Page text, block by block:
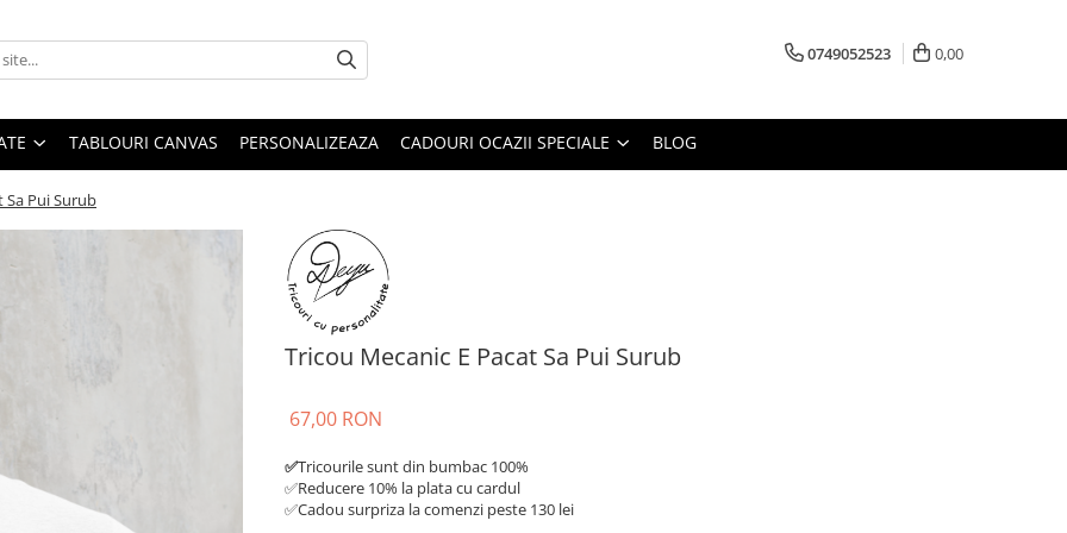
0749052523 0,00
TABLOURI CANVAS PERSONALIZEAZA CADOURI OCAZII SPECIALE BLOG
Sa Pui Surub
Tricou Mecanic E Pacat Sa Pui Surub
67,00 RON
✅Tricourile sunt din bumbac 100%
✅Reducere 10% la plata cu cardul
✅Cadou surpriza la comenzi peste 130 lei